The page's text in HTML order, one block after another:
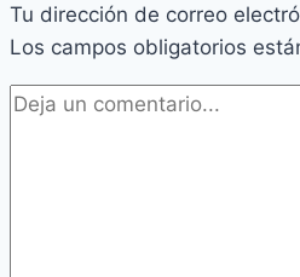
Tu dirección de correo
Los campos obligatorios